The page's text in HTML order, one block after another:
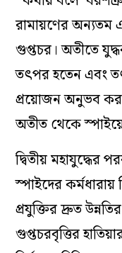
রামায়ণের অন্যতম
গুপ্তচর। অতীতে
তৎপর হতেন এবং
প্রয়োজন অনুভব
অতীত থেকে
দ্বিতীয় মহাযুদ্ধের
স্পাইদের
প্রযুক্তির দ্রুত
গুপ্তচরবৃত্তির